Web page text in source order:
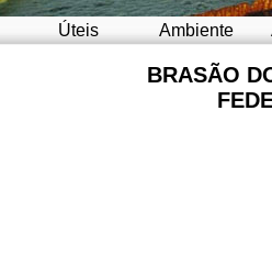
Úteis Ambiente
BRASÃO